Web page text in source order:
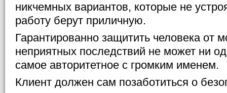
никчемных вариантов, которые не
работу берут приличную.
Гарантированно защитить человека от
неприятных последствий не может ни
самое авторитетное с громким именем.
Клиент должен сам позаботиться о